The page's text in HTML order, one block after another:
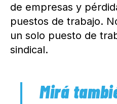
de empresas y
puestos de trabajo.
un solo puesto de
sindical.